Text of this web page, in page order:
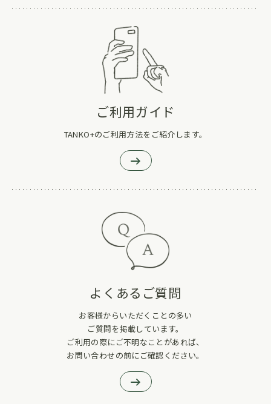
ご利用ガイド
TANKO+のご利用方法をご紹介します。
よくあるご質問
お客様からいただくことの多い
ご質問を掲載しています。
ご利用の際にご不明なことがあれば、
お問い合わせの前にご確認ください。